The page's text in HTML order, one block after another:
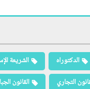
الدكتوراه الشريعة
التجاري القانون